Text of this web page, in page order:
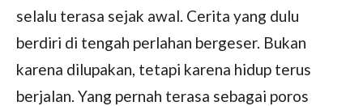
selalu terasa sejak awal. Cerita yang dulu
berdiri di tengah perlahan bergeser. Bukan
karena dilupakan, tetapi karena hidup terus
berjalan. Yang pernah terasa sebagai poros